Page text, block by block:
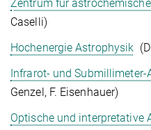
Zentrum für
Caselli)
Hochenergie Astrophysik
Infrarot- und Submillimeter-
Genzel, F. Eisenhauer)
Optische und interpretative